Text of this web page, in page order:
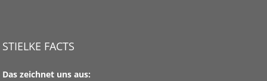
STIELKE FACTS
Das zeichnet uns aus: